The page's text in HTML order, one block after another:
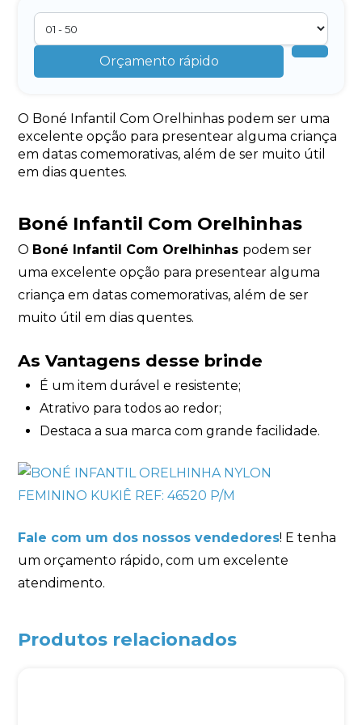
Orçamento rápido
O Boné Infantil Com Orelhinhas podem ser uma
excelente opção para presentear alguma criança
em datas comemorativas, além de ser muito útil
em dias quentes.
Boné Infantil Com Orelhinhas
O Boné Infantil Com Orelhinhas podem ser
uma excelente opção para presentear alguma
criança em datas comemorativas, além de ser
muito útil em dias quentes.
As Vantagens desse brinde
É um item durável e resistente;
Atrativo para todos ao redor;
Destaca a sua marca com grande facilidade.
Fale com um dos nossos vendedores! E tenha
um orçamento rápido, com um excelente
atendimento.
Produtos relacionados